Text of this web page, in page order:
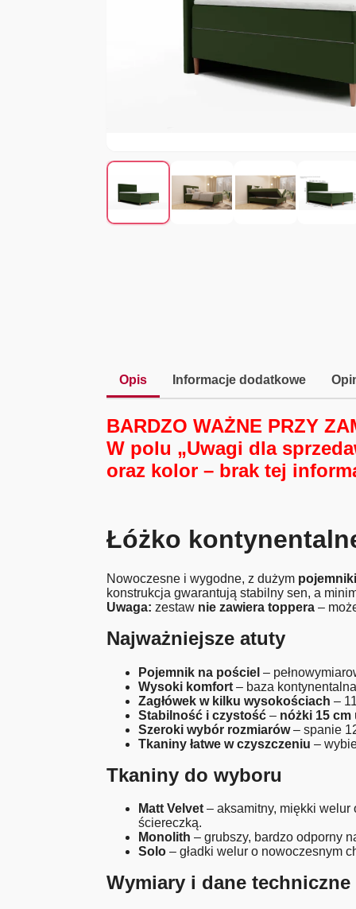
Opis Informacje dodatkowe
BARDZO WAŻNE PRZY
W polu „Uwagi dla
oraz kolor – brak tej
Łóżko
Nowoczesne i wygodne, z dużym
konstrukcja gwarantują stabilny sen, a
Uwaga: zestaw nie zawiera toppera –
Najważniejsze atuty
Pojemnik na pościel –
Wysoki komfort – baza
Zagłówek w kilku wysokościach –
Stabilność i czystość – nóżki 15 cm
Szeroki wybór rozmiarów– spanie
Tkaniny łatwe w czyszczeniu –
Tkaniny do wyboru
Matt Velvet– aksamitny, miękki welur
ściereczką.
Monolith – grubszy, bardzo odporny
Solo – gładki welur o nowoczesnym
Wymiary i dane techniczne